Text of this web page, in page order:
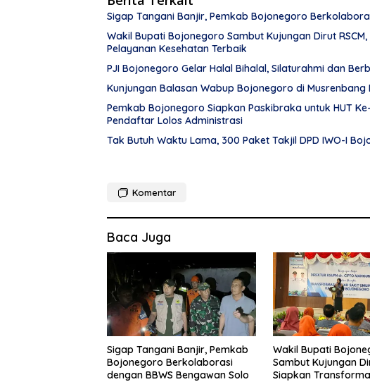
Sigap Tangani Banjir, Pemkab Bojonegoro
Wakil Bupati Bojonegoro Sambut Kujungan Dirut
Pelayanan Kesehatan Terbaik
PJI Bojonegoro Gelar Halal Bihalal, Silaturahmi dan
Kunjungan Balasan Wabup Bojonegoro di Musrenbang
Pemkab Bojonegoro Siapkan Paskibraka untuk HUT
Pendaftar Lolos Administrasi
Tak Butuh Waktu Lama, 300 Paket Takjil DPD IWO-I
Komentar
Baca Juga
Sigap Tangani Banjir, Pemkab
Bojonegoro Berkolaborasi
dengan BBWS Bengawan Solo
Wakil Bupati
Sambut Kujungan
Siapkan